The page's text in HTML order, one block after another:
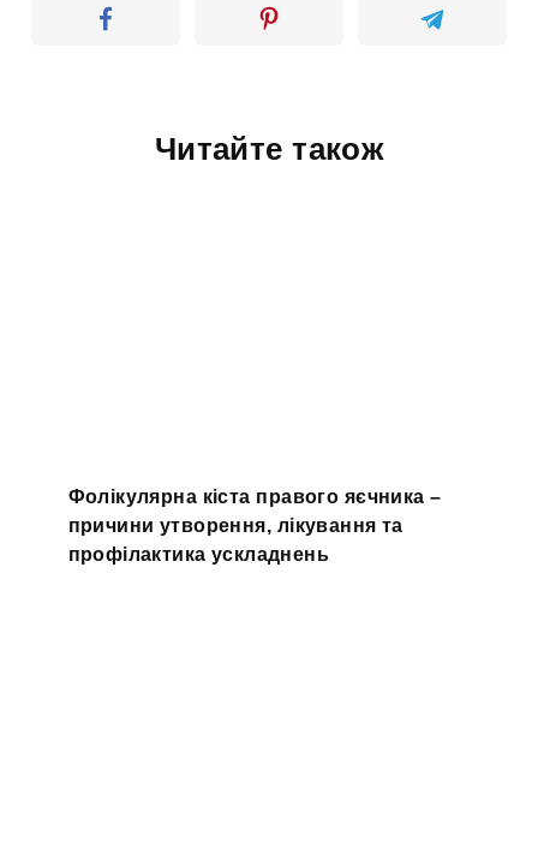
Читайте також
Фолікулярна кіста правого яєчника –
причини утворення, лікування та
профілактика ускладнень